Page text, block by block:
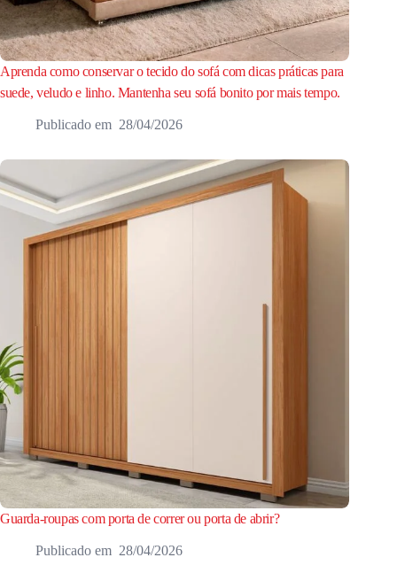
Aprenda como conservar o tecido do sofá com dicas práticas para
suede, veludo e linho. Mantenha seu sofá bonito por mais tempo.
28/04/2026
Guarda-roupas com porta de correr ou porta de abrir?
28/04/2026